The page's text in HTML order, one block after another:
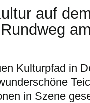
auf
Kulturpfad in
in Szene